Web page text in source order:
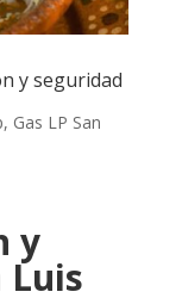
y seguridad
, Gas LP San
y
Luis